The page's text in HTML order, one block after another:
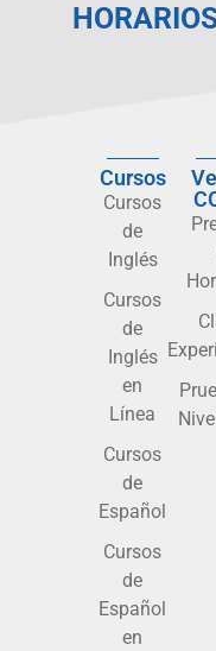
Cursos
Cursos
de
Inglés
Cursos
de
Inglés
en
Línea
Cursos
de
Español
Cursos
de
Español
en